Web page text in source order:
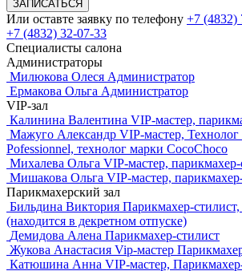
Или оставте заявку по телефону +7 (4832)
+7 (4832) 32-07-33
Специалисты салона
Администраторы
Милюкова Олеся Администратор
Ермакова Ольга Администратор
VIP-зал
Калинина Валентина VIP-мастер,
Мажуго Александр VIP-мастер, Технолог
Pofessionnel, технолог марки CocoСhoco
Михалева Ольга VIP-мастер,
Мишакова Ольга VIP-мастер,
Парикмахерский зал
Бильдина Виктория Парикмахер-
(находится в декретном отпуске)
Демидова Алена Парикмахер-стилист
Жукова Анастасия Vip-мастер
Катюшина Анна VIP-мастер,